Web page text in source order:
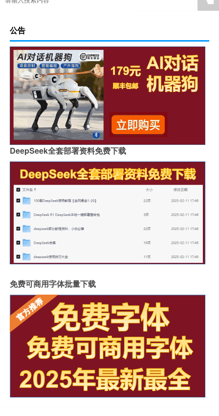
公告
DeepSeek全套部署资料免费下载
免费可商用字体批量下载